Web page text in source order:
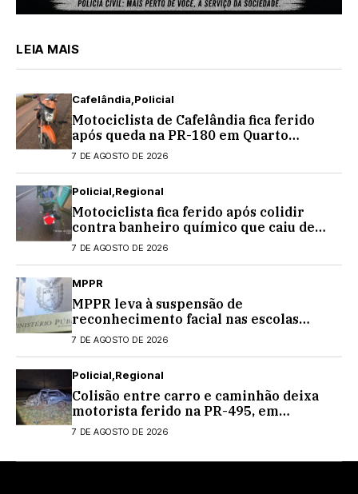
LEIA MAIS
Cafelândia Policial
Motociclista de Cafelândia fica ferido
após queda na PR-180 em Quarto
Centenário
7 DE AGOSTO DE 2026
Policial Regional
Motociclista fica ferido após colidir
contra banheiro químico que caiu de
caminhão na PRC-467, em Cascavel
7 DE AGOSTO DE 2026
MPPR
MPPR leva à suspensão de
reconhecimento facial nas escolas
estaduais
7 DE AGOSTO DE 2026
Policial Regional
Colisão entre carro e caminhão deixa
motorista ferido na PR-495, em
Medianeira
7 DE AGOSTO DE 2026